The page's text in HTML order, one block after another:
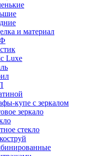
и материал
Luxe
купе с зеркалом
зеркало
стекло